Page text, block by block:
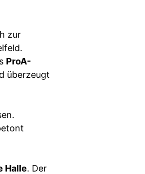
zur
ProA-
überzeugt
Halle. Der